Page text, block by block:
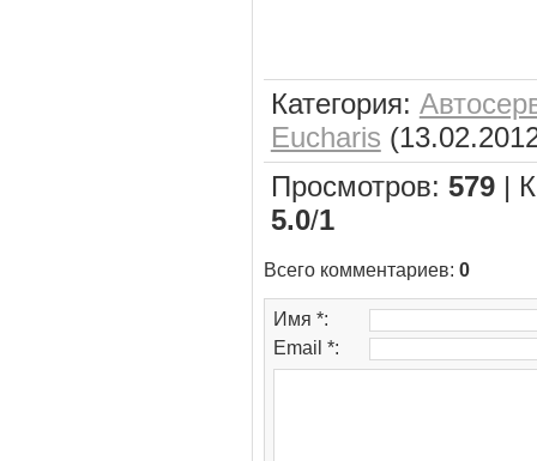
Категория:
Eucharis
Просмотров: 579|
5.0/1
Всего комментариев: 0
Имя *:
Email *: